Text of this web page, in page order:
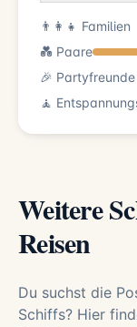
👨‍👩‍👧 Familien
💑 Paare
🎉 Partyfreunde
🧘
Weitere
Reisen
Du suchst die
Schiffs? Hier